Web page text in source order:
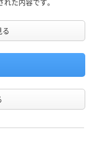
た内容です。
る